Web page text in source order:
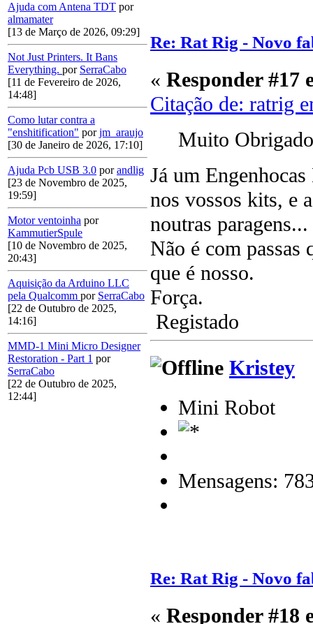
Ajuda com Antena TDT por
almamater
[13 de Março de 2026, 09:29]
Not Just Printers. It Bans
Everything. por SerraCabo
[11 de Fevereiro de 2026,
14:48]
Como lutar contra a
"enshitification" porjm_araujo
[30 de Janeiro de 2026, 17:10]
Ajuda Pcb USB 3.0 porandlig
[23 de Novembro de 2025,
19:59]
Motor ventoinha por
KammutierSpule
[10 de Novembro de 2025,
20:43]
Aquisição da Arduino LLC
pela Qualcomm por SerraCabo
[22 de Outubro de 2025,
14:16]
MMD-1 Mini Micro Designer
Restoration - Part 1 por
SerraCabo
[22 de Outubro de 2025,
12:44]
Re: Rat Rig - Novo
« Responder #17
Citação de: ratrig
Muito
Já um
nos vossos kits, e
noutras paragens...
Não é com passas
que é nosso.
Força.
Registado
Kristey
Mini Robot
Mensagens:
Re: Rat Rig - Novo
« Responder #18